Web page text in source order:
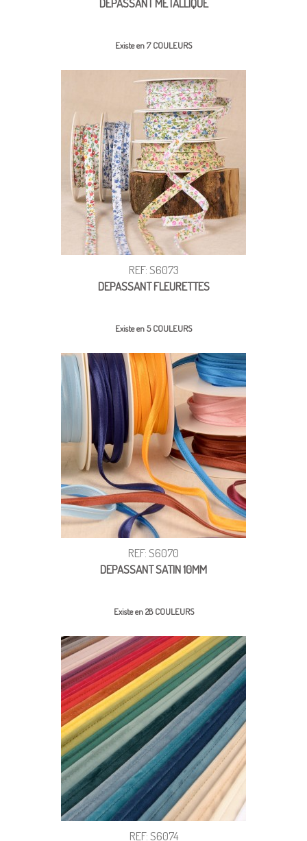
DÉPASSANT MÉTALLIQUE
Existe en 7 COULEURS
REF: S6073
DEPASSANT FLEURETTES
Existe en 5 COULEURS
REF: S6070
DEPASSANT SATIN 10MM
Existe en 28 COULEURS
REF: S6074